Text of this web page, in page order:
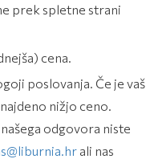
prek spletne strani
cena.
poslovanja. Če je vaš
nižjo ceno.
odgovora niste
ali nas